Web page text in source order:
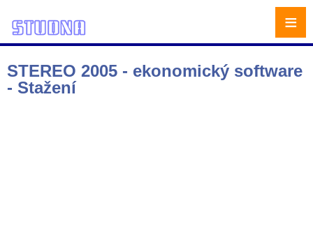
STEREO 2005 - ekonomický software
- Stažení
≡